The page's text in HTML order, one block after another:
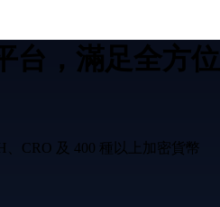
台，滿足全方位
CRO 及 400 種以上加密貨幣